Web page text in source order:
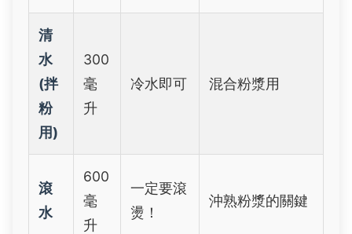
清
水
(拌
粉
用)
300
毫
升
冷水即可 混合粉漿用
滾
水
600
毫
升
一定要滾
燙！
沖熟粉漿的關鍵